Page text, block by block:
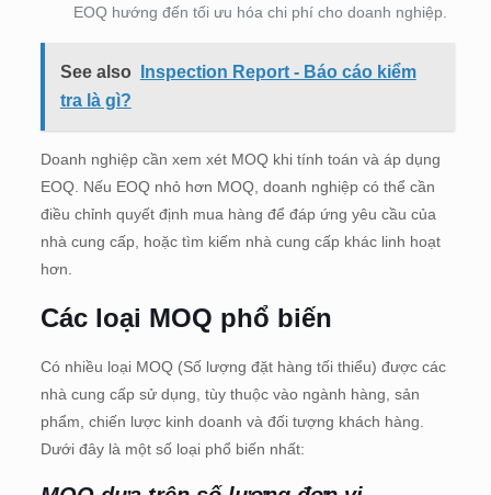
EOQ hướng đến tối ưu hóa chi phí cho doanh nghiệp.
See also
Inspection Report - Báo cáo kiểm
tra là gì?
Doanh nghiệp cần xem xét MOQ khi tính toán và áp dụng
EOQ. Nếu EOQ nhỏ hơn MOQ, doanh nghiệp có thể cần
điều chỉnh quyết định mua hàng để đáp ứng yêu cầu của
nhà cung cấp, hoặc tìm kiếm nhà cung cấp khác linh hoạt
hơn.
Các loại MOQ phổ biến
Có nhiều loại MOQ (Số lượng đặt hàng tối thiểu) được các
nhà cung cấp sử dụng, tùy thuộc vào ngành hàng, sản
phẩm, chiến lược kinh doanh và đối tượng khách hàng.
Dưới đây là một số loại phổ biến nhất: